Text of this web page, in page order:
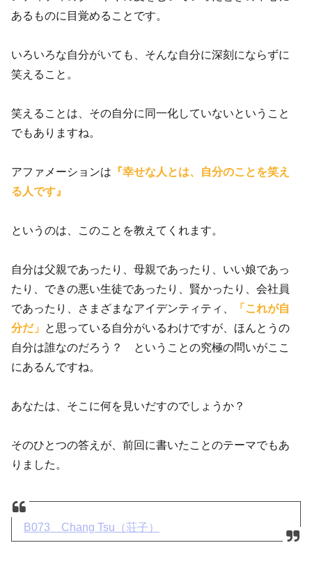
あるものに目覚めることです。
いろいろな自分がいても、そんな自分に深刻にならずに
笑えること。
笑えることは、その自分に同一化していないということ
でもありますね。
アファメーションは 『幸せな人とは、自分のことを笑え
る人です』
というのは、このことを教えてくれます。
自分は父親であったり、母親であったり、いい娘であっ
たり、できの悪い生徒であったり、賢かったり、会社員
であったり、さまざまなアイデンティティ、
「これが自
分だ」 と思っている自分がいるわけですが、ほんとうの
自分は誰なのだろう？ ということの究極の問いがここ
にあるんですね。
あなたは、そこに何を見いだすのでしょうか？
そのひとつの答えが、前回に書いたことのテーマでもあ
りました。
B073 Chang Tsu（荘子）